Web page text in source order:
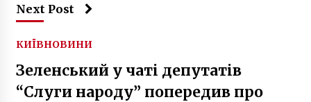
Next Post
КИЇВНОВИНИ
Зеленський у чаті депутатів
“Слуги народу” попередив про